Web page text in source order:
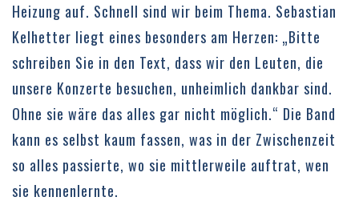
Heizung auf. Schnell sind wir beim Thema. Sebastian
Kelhetter liegt eines besonders am Herzen: „Bitte
schreiben Sie in den Text, dass wir den Leuten, die
unsere Konzerte besuchen, unheimlich dankbar sind.
Ohne sie wäre das alles gar nicht möglich.“ Die Band
kann es selbst kaum fassen, was in der Zwischenzeit
so alles passierte, wo sie mittlerweile auftrat, wen
sie kennenlernte.